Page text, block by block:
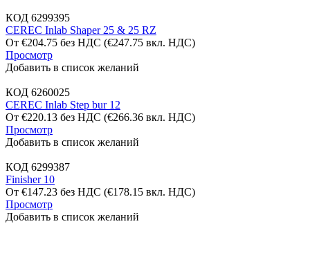
КОД 6299395
CEREC Inlab Shaper 25 & 25 RZ
От €204.75 без НДС (€247.75 вкл. НДС)
Просмотр
Добавить в список желаний
КОД 6260025
CEREC Inlab Step bur 12
От €220.13 без НДС (€266.36 вкл. НДС)
Просмотр
Добавить в список желаний
КОД 6299387
Finisher 10
От €147.23 без НДС (€178.15 вкл. НДС)
Просмотр
Добавить в список желаний